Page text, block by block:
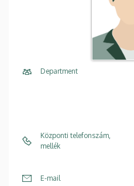
Department
Központi telefonszám,
mellék
E-mail